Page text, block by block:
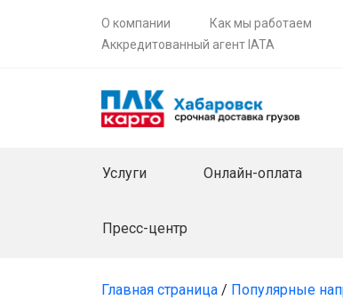
О компании Как мы работаем
Аккредитованный агент IATA
Услуги Онлайн-оплата
Пресс-центр
Главная страница / Популярные